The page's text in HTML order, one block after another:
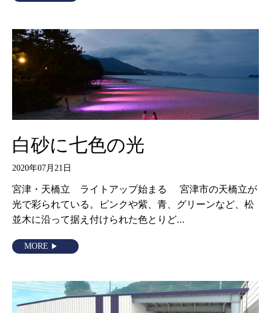
白砂に七色の光
2020年07月21日
宮津・天橋立 ライトアップ始まる 宮津市の天橋立が
光で彩られている。ピンクや紫、青、グリーンなど、松
並木に沿って据え付けられた色とりど…
MORE